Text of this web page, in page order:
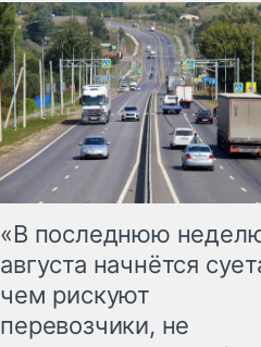
«В последнюю
августа начнётся
чем рискуют
перевозчики, не